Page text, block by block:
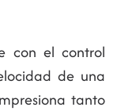
con el control
de una
tanto